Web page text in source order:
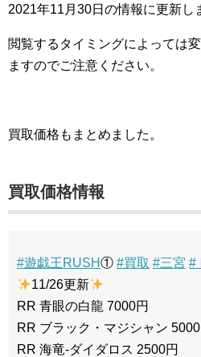
2021年11月30日の情報に更新し
閲覧するタイミングによっては
ますのでご注意ください。
買取価格もまとめました。
買取価格情報
#遊戯王RUSH① #買取 #三宮 #
11/26更新
RR 青眼の白龍 7000円
RR ブラック・マジシャン 5000
RR 海竜-ダイダロス 2500円